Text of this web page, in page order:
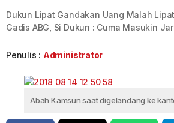
Dukun Lipat Gandakan Uang Malah
Gadis ABG, Si Dukun : Cuma Masukin
Penulis : Administrator
Abah Kamsun saat digelandang ke